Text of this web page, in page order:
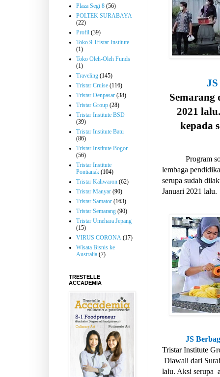
Semarang
2021 lalu.
kepada
Program
lembaga
serupa sudah
Januari 2021 lalu.
JS
Tristar Institute
Diawali dari
lalu. Aksi serupa
Plaza Segi 8 (56)
POLTEK SURABAYA
(22)
Profil (39)
Toko 9 Tristar Institute
(1)
Toko Oleh-Oleh Funds
(1)
Traveling (145)
Tristar Cruise (116)
Tristar Denpasar (38)
Tristar Group (28)
Tristar Institute BSD
(39)
Tristar Institute Batu
(86)
Tristar Institute Bogor
(56)
Tristar Institute
Pontianak (104)
Tristar Kaliwaron (62)
Tristar Manyar (90)
Tristar Samator (163)
Tristar Semarang (90)
Tristar Umehara Jepang
(15)
VIRUS CORONA (17)
Wisata Bisnis ke
Australia (7)
TRESTELLE
ACCADEMIA